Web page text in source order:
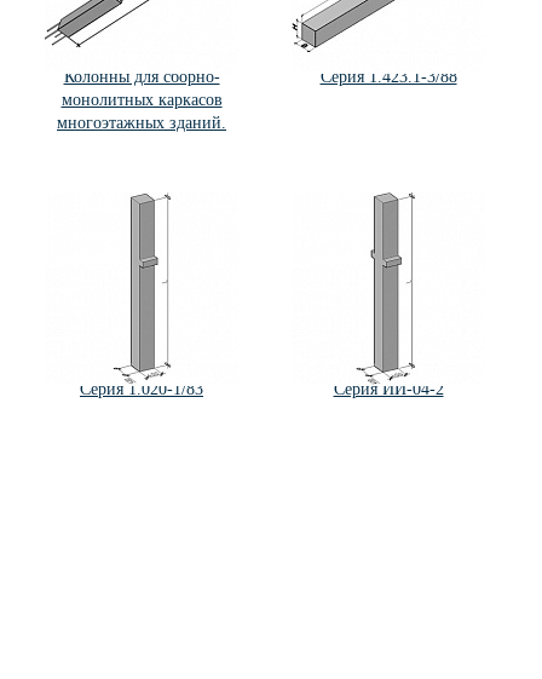
Колонны для сборно-
монолитных каркасов
многоэтажных зданий.
Серия 1.423.1-3/88
Серия 1.020-1/83 Серия ИИ-04-2